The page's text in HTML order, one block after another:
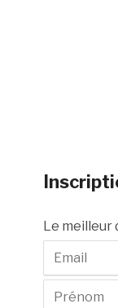
Le meilleur